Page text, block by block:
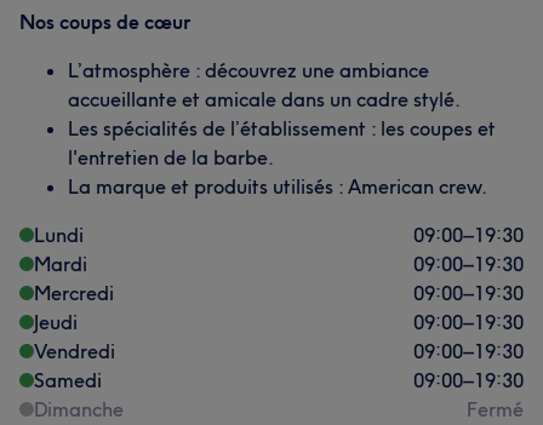
Nos coups de cœur
L’atmosphère : découvrez une ambiance
accueillante et amicale dans un cadre stylé.
Les spécialités de l’établissement : les coupes et
l'entretien de la barbe.
La marque et produits utilisés : American crew.
Lundi
09:00–19:30
Mardi
09:00–19:30
Mercredi
09:00–19:30
Jeudi
09:00–19:30
Vendredi
09:00–19:30
Samedi
09:00–19:30
Dimanche
Fermé